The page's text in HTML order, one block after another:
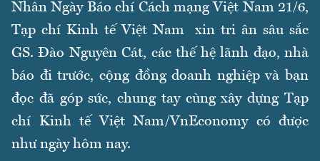
Nhân Ngày Báo chí Cách mạng Việt Nam 21/6,
Tạp chí Kinh tế Việt Nam xin tri ân sâu sắc
GS. Đào Nguyên Cát, các thế hệ lãnh đạo, nhà
báo đi trước, cộng đồng doanh nghiệp và bạn
đọc đã góp sức, chung tay cùng xây dựng Tạp
chí Kinh tế Việt Nam/VnEconomy có được
như ngày hôm nay.